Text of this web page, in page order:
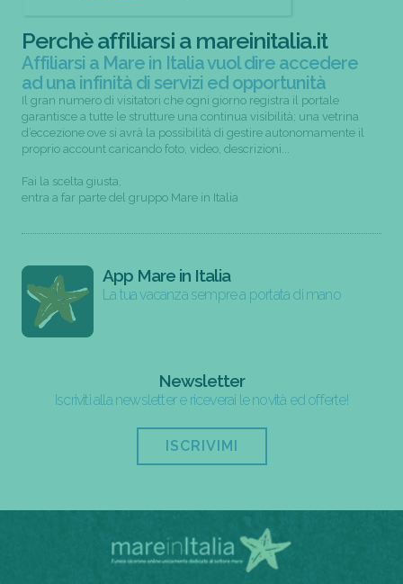
Perchè affiliarsi a mareinitalia.it
Affiliarsi a Mare in Italia vuol dire accedere
ad una infinità di servizi ed opportunità
Il gran numero di visitatori che ogni giorno registra il portale
garantisce a tutte le strutture una continua visibilità; una vetrina
d’eccezione ove si avrà la possibilità di gestire autonomamente il
proprio account caricando foto, video, descrizioni...
Fai la scelta giusta,
entra a far parte del gruppo Mare in Italia
App Mare in Italia
La tua vacanza sempre a portata di mano
Newsletter
Iscriviti alla newsletter e riceverai le novità ed offerte!
ISCRIVIMI